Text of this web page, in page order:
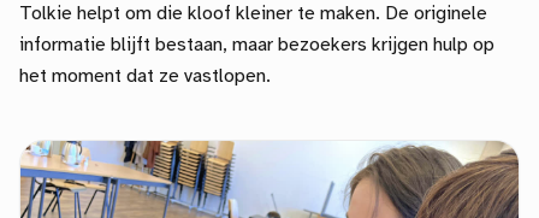
Tolkie helpt om die kloof kleiner te maken. De originele
informatie blijft bestaan, maar bezoekers krijgen hulp op
het moment dat ze vastlopen.